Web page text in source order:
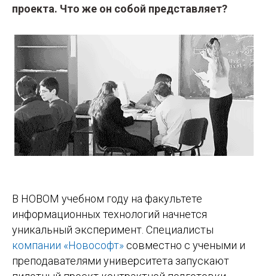
проекта. Что же он собой представляет?
В НОВОМ учебном году на факультете
информационных технологий начнется
уникальный эксперимент. Специалисты
компании «Новософт» совместно с учеными и
преподавателями университета запускают